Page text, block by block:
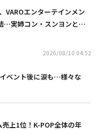
VAROエンターテインメン
…実姉コン・スンヨンと同
2026/08/10 04:52
ベント後に涙も…様々な
上1位！K-POP全体の年